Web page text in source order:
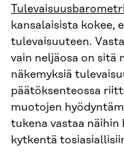
kansalaisista kokee,
tulevaisuuteen.
vain neljäosa on sitä
näkemyksiä
päätöksenteossa
muotojen
tukena vastaa näihin
kytkentä